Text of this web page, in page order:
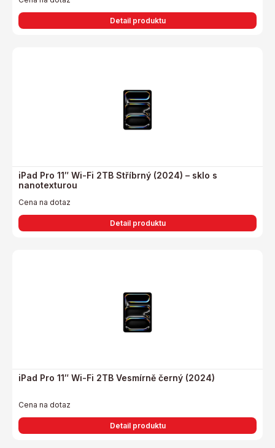
Detail produktu
iPad Pro 11″ Wi-Fi 2TB Stříbrný (2024) – sklo s
nanotexturou
Cena na dotaz
Detail produktu
iPad Pro 11″ Wi-Fi 2TB Vesmírně černý (2024)
Cena na dotaz
Detail produktu